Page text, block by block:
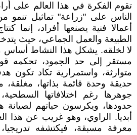
تقوم الفكرة في هذا العالم على
الناس على "زراعة" تماثيل تنمو
أعمالا فنية يصنعها أفراد، إنما
الطبيعة والعمل الجماعي، حيث
لا لخلقه. يشكل هذا النشاط أساس
مستقر إلى حد الجمود، تحكمه
متوارثة، واستمرارية تكاد تكون
حديقة وحدة قائمة بذاتها،
جوهرها رغم اختلافاتها
حدودها، ويكرسون حياتهم لصيانة
أبديا. الراوي، وهو غريب عن هذا
معرفة مسبقة، فيكتشفه